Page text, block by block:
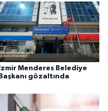
İzmir Menderes Belediye
Başkanı gözaltında